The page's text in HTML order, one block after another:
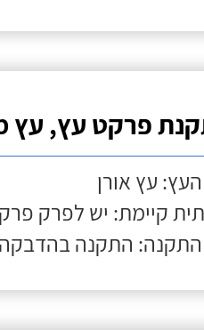
פרקט עץ, עץ
עץ אורן
קיימת: יש לפרק
התקנה: התקנה בהדבקה